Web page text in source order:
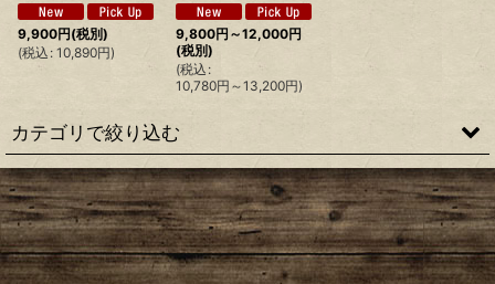
9,900円(税別)
(税込 : 10,890円)
9,800円 ～12,000円
(税別)
(税込 :
10,780円 ～13,200円)
カテゴリで絞り込む
アベイル（シマノ用）
アベイル（ダイワ・アブ用）